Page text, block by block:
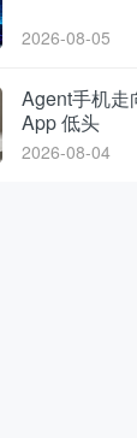
2026-08-05
Agent手机走
App 低头
2026-08-04